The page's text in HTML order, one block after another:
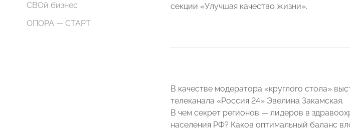
СВОй бизнес
ОПОРА — СТАРТ
секции «Улучшая качество жизни».
В качестве модератора «круглого стола»
телеканала «Россия 24» Эвелина Закамская.
В чем секрет регионов — лидеров в
населения РФ? Каков оптимальный баланс